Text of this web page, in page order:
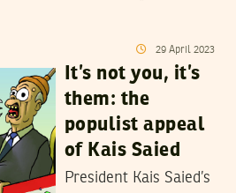
29 April 2023
It’s not you, it’s
them: the
populist appeal
of Kais Saied
President Kais Saied’s